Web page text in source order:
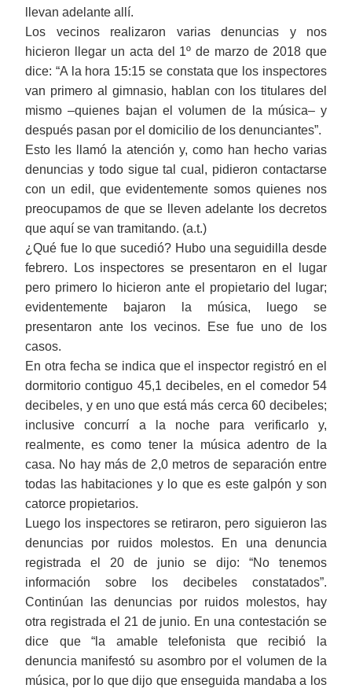
llevan adelante allí.
Los vecinos realizaron varias denuncias y nos
hicieron llegar un acta del 1º de marzo de 2018 que
dice: “A la hora 15:15 se constata que los inspectores
van primero al gimnasio, hablan con los titulares del
mismo ‒quienes bajan el volumen de la música‒ y
después pasan por el domicilio de los denunciantes”.
Esto les llamó la atención y, como han hecho varias
denuncias y todo sigue tal cual, pidieron contactarse
con un edil, que evidentemente somos quienes nos
preocupamos de que se lleven adelante los decretos
que aquí se van tramitando. (a.t.)
¿Qué fue lo que sucedió? Hubo una seguidilla desde
febrero. Los inspectores se presentaron en el lugar
pero primero lo hicieron ante el propietario del lugar;
evidentemente bajaron la música, luego se
presentaron ante los vecinos. Ese fue uno de los
casos.
En otra fecha se indica que el inspector registró en el
dormitorio contiguo 45,1 decibeles, en el comedor 54
decibeles, y en uno que está más cerca 60 decibeles;
inclusive concurrí a la noche para verificarlo y,
realmente, es como tener la música adentro de la
casa. No hay más de 2,0 metros de separación entre
todas las habitaciones y lo que es este galpón y son
catorce propietarios.
Luego los inspectores se retiraron, pero siguieron las
denuncias por ruidos molestos. En una denuncia
registrada el 20 de junio se dijo: “No tenemos
información sobre los decibeles constatados”.
Continúan las denuncias por ruidos molestos, hay
otra registrada el 21 de junio. En una contestación se
dice que “la amable telefonista que recibió la
denuncia manifestó su asombro por el volumen de la
música, por lo que dijo que enseguida mandaba a los